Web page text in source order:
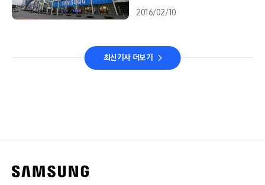
2016/02/10
최신기사 더보기